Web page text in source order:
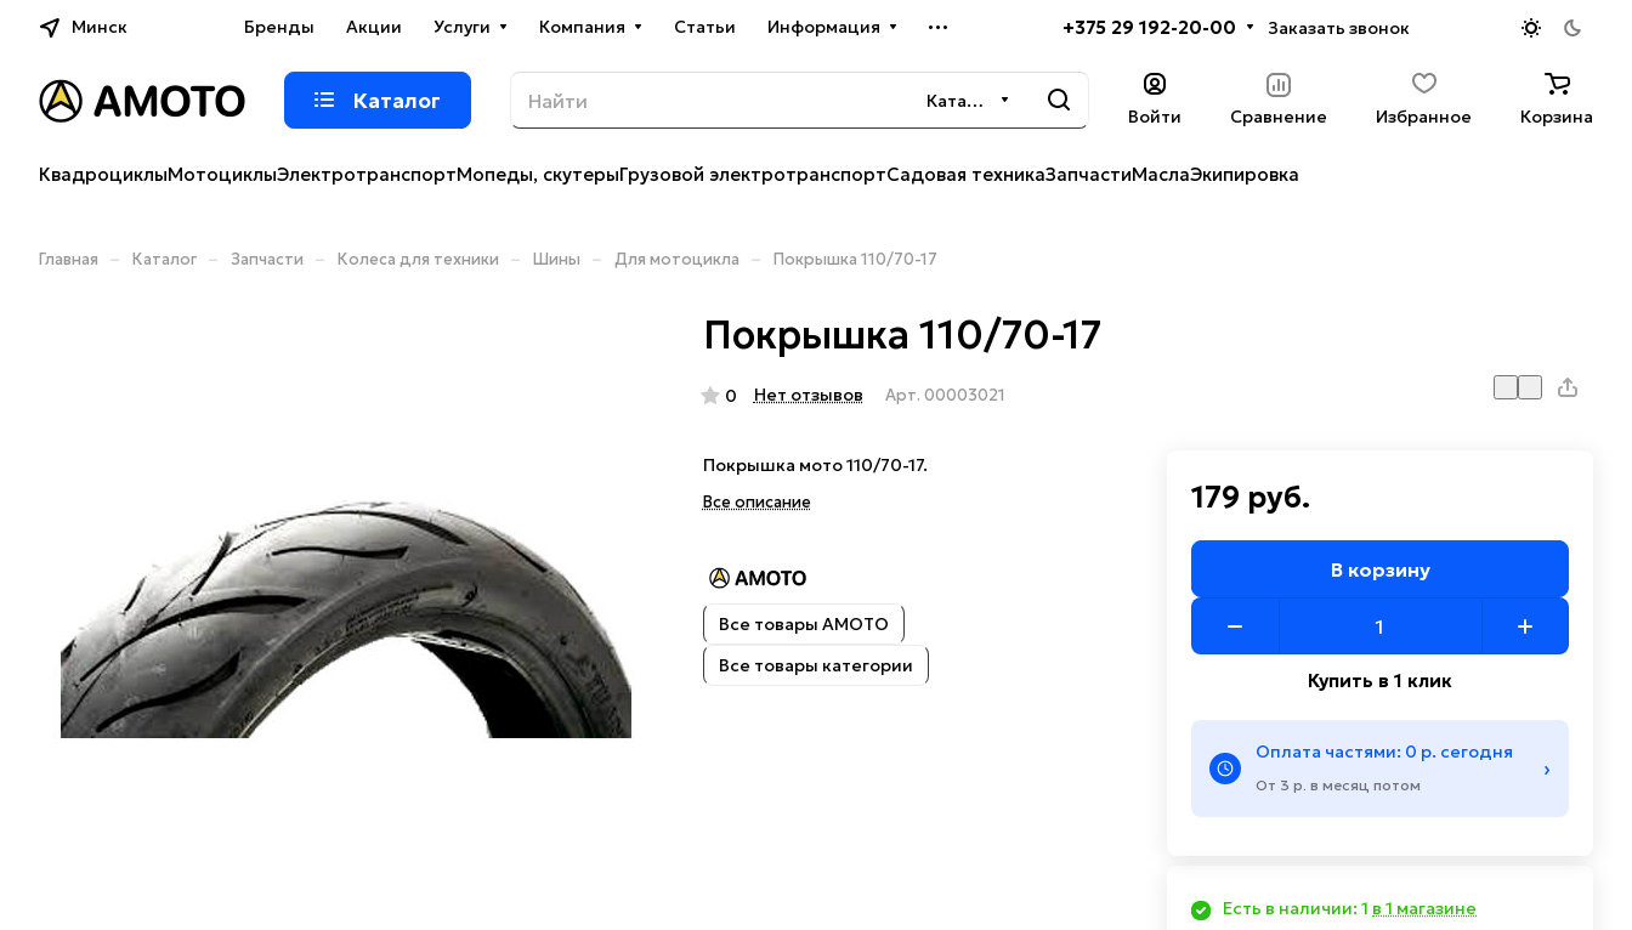
Минск Бренды Акции Услуги Компания Статьи Информация +375 29 192-20-00 Заказать звонок
Каталог Каталог
Войти Сравнение Избранное Корзина
КвадроциклыМотоциклыЭлектротранспортМопеды, скутерыГрузовой электротранспортСадовая техникаЗапчастиМаслаЭкипировка
Главная – Каталог – Запчасти – Колеса для техники – Шины – Для мотоцикла – Покрышка 110/70-17
Покрышка 110/70-17
0 Нет отзывов Арт. 00003021
Покрышка мото 110/70-17.
Все описание
Все товары AMOTO
Все товары категории
179 руб.
В корзину
Купить в 1 клик
Оплата частями: 0 р. сегодня
От 3 р. в месяц потом
›
Есть в наличии: 1 в 1 магазине